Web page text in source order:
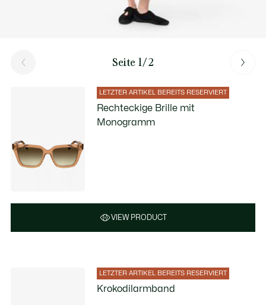
Seite 1/2
LETZTER ARTIKEL BEREITS RESERVIERT
Rechteckige Brille mit
Monogramm
VIEW PRODUCT
LETZTER ARTIKEL BEREITS RESERVIERT
Krokodilarmband